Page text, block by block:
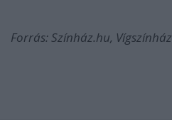
Forrás: Színház.hu, Vígszínház